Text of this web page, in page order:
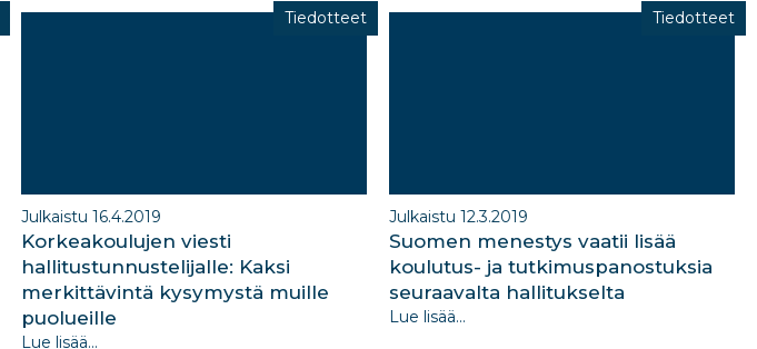
Tiedotteet
Julkaistu 16.4.2019
Korkeakoulujen viesti
hallitustunnustelijalle: Kaksi
merkittävintä kysymystä muille
puolueille
Lue lisää...
Tiedotteet
Julkaistu 12.3.2019
Suomen menestys vaatii lisää
koulutus- ja tutkimuspanostuksia
seuraavalta hallitukselta
Lue lisää...